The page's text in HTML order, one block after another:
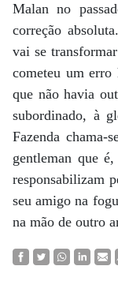
Malan no
correção
vai se
cometeu um
que não havia
subordinado, à
Fazenda
gentleman que
responsabilizam
seu amigo na
na mão de outro